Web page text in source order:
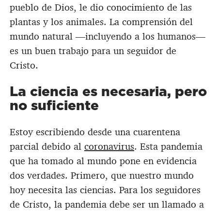
pueblo de Dios, le dio conocimiento de las
plantas y los animales. La comprensión del
mundo natural —incluyendo a los humanos—
es un buen trabajo para un seguidor de
Cristo.
La ciencia es necesaria, pero
no suficiente
Estoy escribiendo desde una cuarentena
parcial debido al coronavirus. Esta pandemia
que ha tomado al mundo pone en evidencia
dos verdades. Primero, que nuestro mundo
hoy necesita las ciencias. Para los seguidores
de Cristo, la pandemia debe ser un llamado a